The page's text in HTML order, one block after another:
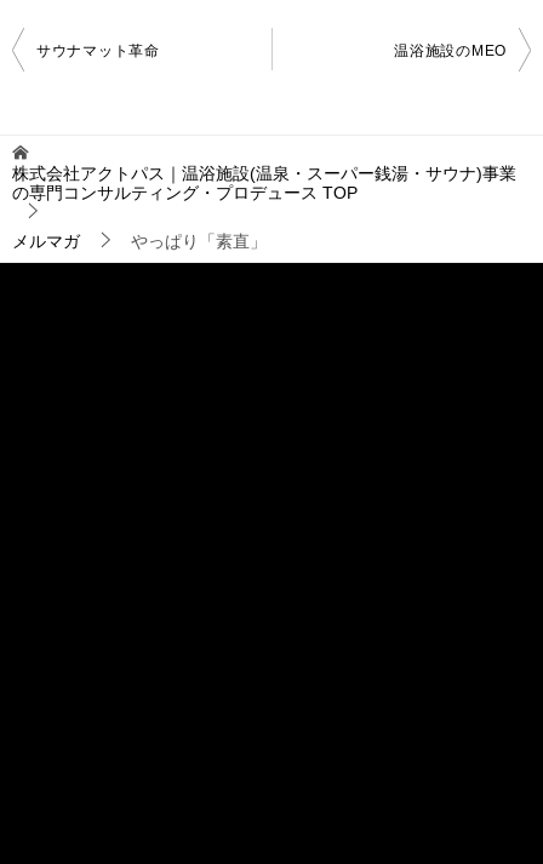
投
稿
ゲ
ー
シ
ョ
ン
サウナマット革命 温浴施設のMEO
株式会社アクトパス｜温浴施設(温泉・スーパー銭湯・サウナ)事業
の専門コンサルティング・プロデュース TOP
メルマガ やっぱり「素直」